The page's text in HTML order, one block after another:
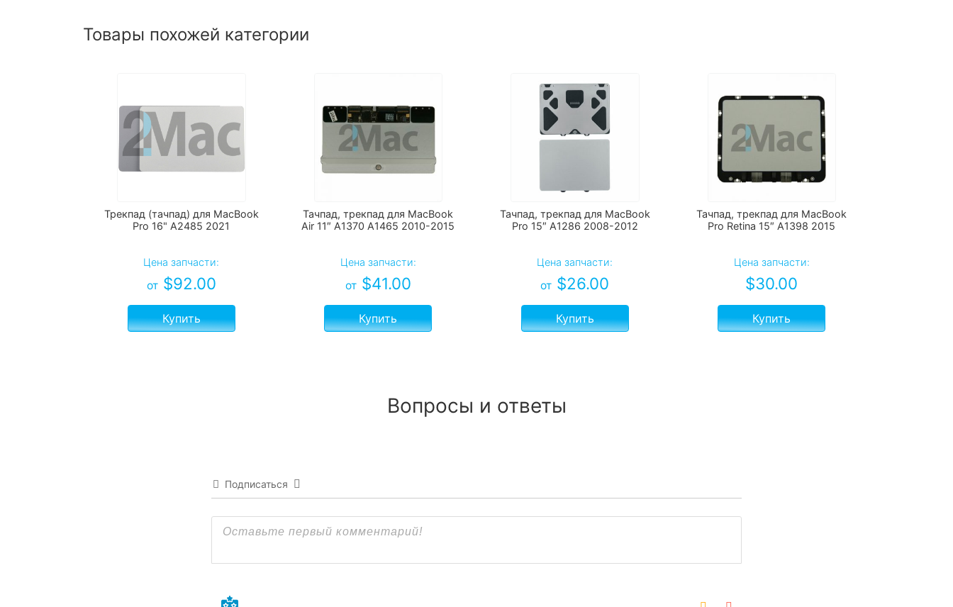
Товары похожей категории
Трекпад (тачпад) для MacBook
Pro 16" A2485 2021
Цена запчасти:
от $92.00
Купить
Тачпад, трекпад для MacBook
Air 11″ A1370 A1465 2010-2015
Цена запчасти:
от $41.00
Купить
Тачпад, трекпад для MacBook
Pro 15″ A1286 2008-2012
Цена запчасти:
от $26.00
Купить
Тачпад, трекпад для MacBook
Pro Retina 15″ A1398 2015
Цена запчасти:
$30.00
Купить
Вопросы и ответы
Подписаться